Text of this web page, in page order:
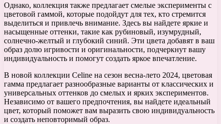
Однако, коллекция также предлагает смелые эксперименты с
цветовой гаммой, которые подойдут для тех, кто стремится
выделиться и привлечь внимание. Здесь вы найдете яркие и
насыщенные оттенки, такие как рубиновый, изумрудный,
солнечно-желтый и глубокий синий. Эти цвета добавят в ваш
образ долю игривости и оригинальности, подчеркнут вашу
индивидуальность и помогут создать яркое впечатление.
В новой коллекции Celine на сезон весна-лето 2024, цветовая
гамма предлагает разнообразные варианты от классических и
универсальных оттенков до смелых и ярких экспериментов.
Независимо от вашего предпочтения, вы найдете идеальный
цвет, который поможет вам выразить свою индивидуальность
и создать неповторимый образ.